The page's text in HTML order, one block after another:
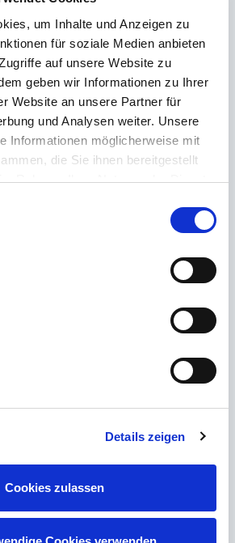
um Inhalte und Anzeigen zu
für soziale Medien anbieten
auf unsere Website zu
geben wir Informationen zu Ihrer
Website an unsere Partner für
und Analysen weiter. Unsere
Informationen möglicherweise mit
die Sie ihnen bereitgestellt
Rahmen Ihrer Nutzung der Dienste
Details zeigen
Cookies zulassen
a osobně. Bez ohledu na to, zda jde o
díly nebo tipy k použití: jsme tu pro vás.
/ +43 (0) 662 88 921 333
Revell liší od montážního návodu?
na trh nové modely?